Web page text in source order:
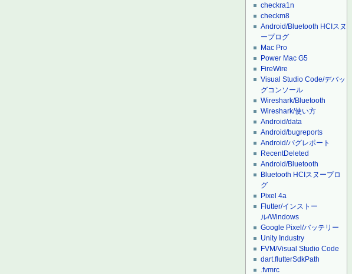
checkra1n
checkm8
Android/Bluetooth HCIスヌ
ープログ
Mac Pro
Power Mac G5
FireWire
Visual Studio Code/デバッ
グコンソール
Wireshark/Bluetooth
Wireshark/使い方
Android/data
Android/bugreports
Android/バグレポート
RecentDeleted
Android/Bluetooth
Bluetooth HCIスヌープロ
グ
Pixel 4a
Flutter/インストー
ル/Windows
Google Pixel/バッテリー
Unity Industry
FVM/Visual Studio Code
dart.flutterSdkPath
.fvmrc